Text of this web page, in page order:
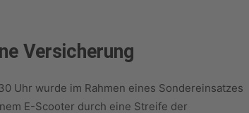
Versicherung
Uhr wurde im Rahmen eines Sondereinsatzes
E-Scooter durch eine Streife der